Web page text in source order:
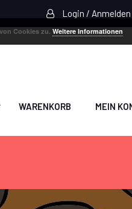
Login / Anmelden
WARENKORB MEIN
Cookies zu. Weitere Informationen